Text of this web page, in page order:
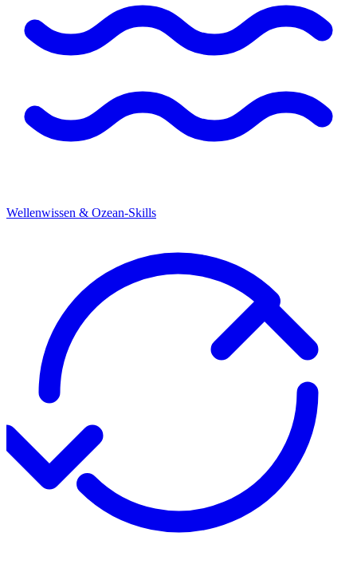
Wellenwissen & Ozean-Skills